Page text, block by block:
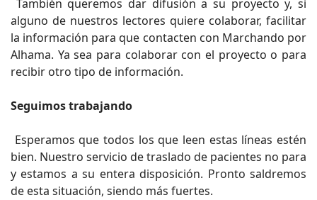
También queremos dar difusión a su proyecto y, si
alguno de nuestros lectores quiere colaborar, facilitar
la información para que contacten con Marchando por
Alhama. Ya sea para colaborar con el proyecto o para
recibir otro tipo de información.
Seguimos trabajando
Esperamos que todos los que leen estas líneas estén
bien. Nuestro servicio de traslado de pacientes no para
y estamos a su entera disposición. Pronto saldremos
de esta situación, siendo más fuertes.